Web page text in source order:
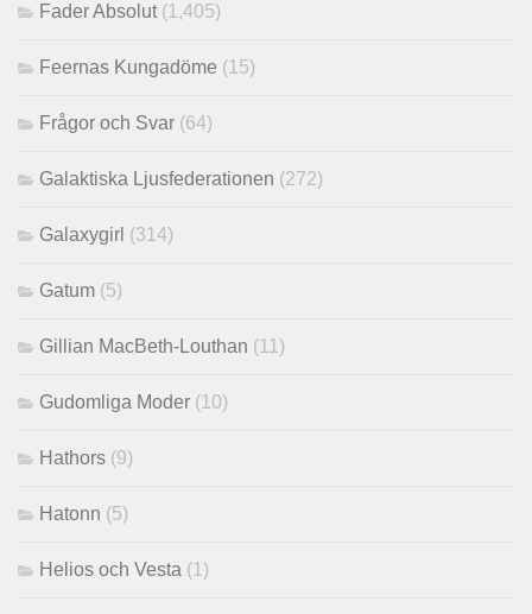
Fader Absolut (1,405)
Feernas Kungadöme (15)
Frågor och Svar (64)
Galaktiska Ljusfederationen (272)
Galaxygirl (314)
Gatum (5)
Gillian MacBeth-Louthan (11)
Gudomliga Moder (10)
Hathors (9)
Hatonn (5)
Helios och Vesta (1)